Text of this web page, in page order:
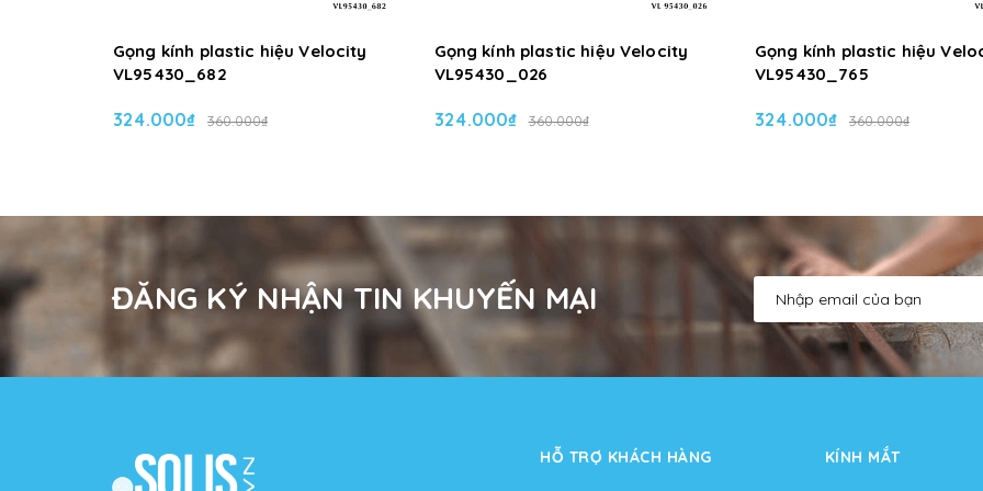
Gọng kính plastic hiệu Velocity
VL95430_682
324.000₫ 360.000₫
Gọng kính plastic hiệu Velocity
VL95430_026
324.000₫ 360.000₫
Gọng kính plastic hiệu
VL95430_765
324.000₫ 360.000₫
ĐĂNG KÝ NHẬN TIN KHUYẾN MẠI
HỖ TRỢ KHÁCH HÀNG KÍNH MẮT